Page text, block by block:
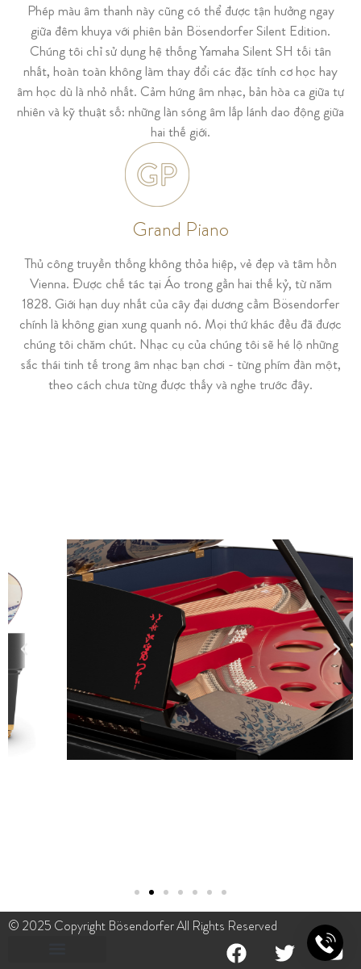
Phép màu âm thanh này cũng có thể được tận hưởng ngay
giữa đêm khuya với phiên bản Bösendorfer Silent Edition.
Chúng tôi chỉ sử dụng hệ thống Yamaha Silent SH tối tân
nhất, hoàn toàn không làm thay đổi các đặc tính cơ học hay
âm học dù là nhỏ nhất. Cảm hứng âm nhạc, bản hòa ca giữa tự
nhiên và kỹ thuật số: những làn sóng âm lấp lánh dao động giữa
hai thế giới.
Grand Piano
Thủ công truyền thống không thỏa hiệp, vẻ đẹp và tâm hồn
Vienna. Được chế tác tại Áo trong gần hai thế kỷ, từ năm
1828. Giới hạn duy nhất của cây đại dương cầm Bösendorfer
chính là không gian xung quanh nó. Mọi thứ khác đều đã được
chúng tôi chăm chút. Nhạc cụ của chúng tôi sẽ hé lộ những
sắc thái tinh tế trong âm nhạc bạn chơi - từng phím đàn một,
theo cách chưa từng được thấy và nghe trước đây.
© 2025 Copyright Bösendorfer All Rights Reserved